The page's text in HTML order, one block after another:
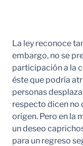
La ley reconoce
embargo, no se
participación a la
éste que podría
personas
respecto dicen no
origen. Pero en la
un deseo
para un regreso